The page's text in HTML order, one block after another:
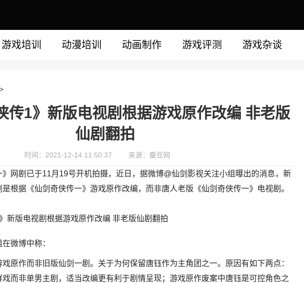
游戏培训 动漫培训 动画制作 游戏评测 游戏杂谈
>
传1》新版电视剧根据游戏原作改编 非老版
仙剧翻拍
时间：2021-12-14 11:50:37 来源：蚕豆网
网剧已于11月19号开机拍摄，近日，据微博@仙剑影视关注小组曝出的消息，新
根据《仙剑奇侠传一》游戏原作改编，而非唐人老版《仙剑奇侠传一》电视剧。
微博中称：
原作而非旧版仙剑一剧。关于为何保留唐钰作为主角团之一。原因有如下两点：
而非单男主剧，适当改编更有利于剧情呈现；游戏原作废案中唐钰是可控角色之